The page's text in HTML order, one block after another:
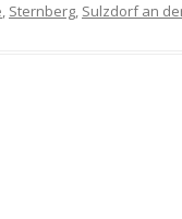
, Sternberg, Sulzdorf an